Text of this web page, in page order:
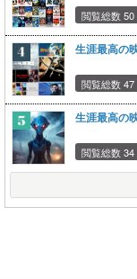
閲覧総数 50
生涯最高の
閲覧総数 47
生涯最高の
閲覧総数 34